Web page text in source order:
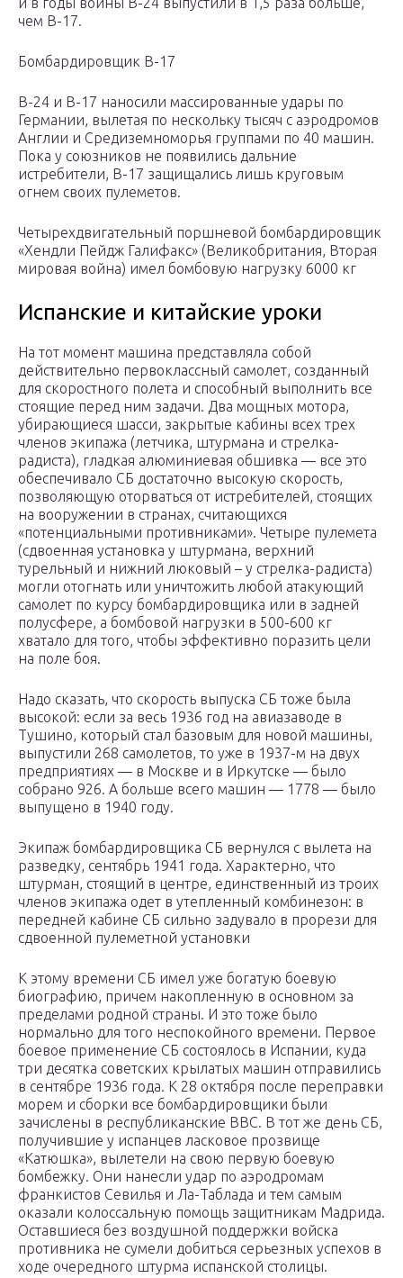
чем B-17.
Бомбардировщик B-17
В-24 и В-17 наносили массированные удары по
Германии, вылетая по нескольку тысяч с аэродромов
Англии и Средиземноморья группами по 40 машин.
Пока у союзников не появились дальние
истребители, В-17 защищались лишь круговым
огнем своих пулеметов.
Четырехдвигательный поршневой бомбардировщик
«Хендли Пейдж Галифакс» (Великобритания, Вторая
мировая война) имел бомбовую нагрузку 6000 кг
Испанские и китайские уроки
На тот момент машина представляла собой
действительно первоклассный самолет, созданный
для скоростного полета и способный выполнить все
стоящие перед ним задачи. Два мощных мотора,
убирающиеся шасси, закрытые кабины всех трех
членов экипажа (летчика, штурмана и стрелка-
радиста), гладкая алюминиевая обшивка — все это
обеспечивало СБ достаточно высокую скорость,
позволяющую оторваться от истребителей, стоящих
на вооружении в странах, считающихся
«потенциальными противниками». Четыре пулемета
(сдвоенная установка у штурмана, верхний
турельный и нижний люковый – у стрелка-радиста)
могли отогнать или уничтожить любой атакующий
самолет по курсу бомбардировщика или в задней
полусфере, а бомбовой нагрузки в 500-600 кг
хватало для того, чтобы эффективно поразить цели
на поле боя.
Надо сказать, что скорость выпуска СБ тоже была
высокой: если за весь 1936 год на авиазаводе в
Тушино, который стал базовым для новой машины,
выпустили 268 самолетов, то уже в 1937-м на двух
предприятиях — в Москве и в Иркутске — было
собрано 926. А больше всего машин — 1778 — было
выпущено в 1940 году.
Экипаж бомбардировщика СБ вернулся с вылета на
разведку, сентябрь 1941 года. Характерно, что
штурман, стоящий в центре, единственный из троих
членов экипажа одет в утепленный комбинезон: в
передней кабине СБ сильно задувало в прорези для
сдвоенной пулеметной установки
К этому времени СБ имел уже богатую боевую
биографию, причем накопленную в основном за
пределами родной страны. И это тоже было
нормально для того неспокойного времени. Первое
боевое применение СБ состоялось в Испании, куда
три десятка советских крылатых машин отправились
в сентябре 1936 года. К 28 октября после переправки
морем и сборки все бомбардировщики были
зачислены в республиканские ВВС. В тот же день СБ,
получившие у испанцев ласковое прозвище
«Катюшка», вылетели на свою первую боевую
бомбежку. Они нанесли удар по аэродромам
франкистов Севилья и Ла-Таблада и тем самым
оказали колоссальную помощь защитникам Мадрида.
Оставшиеся без воздушной поддержки войска
противника не сумели добиться серьезных успехов в
ходе очередного штурма испанской столицы.